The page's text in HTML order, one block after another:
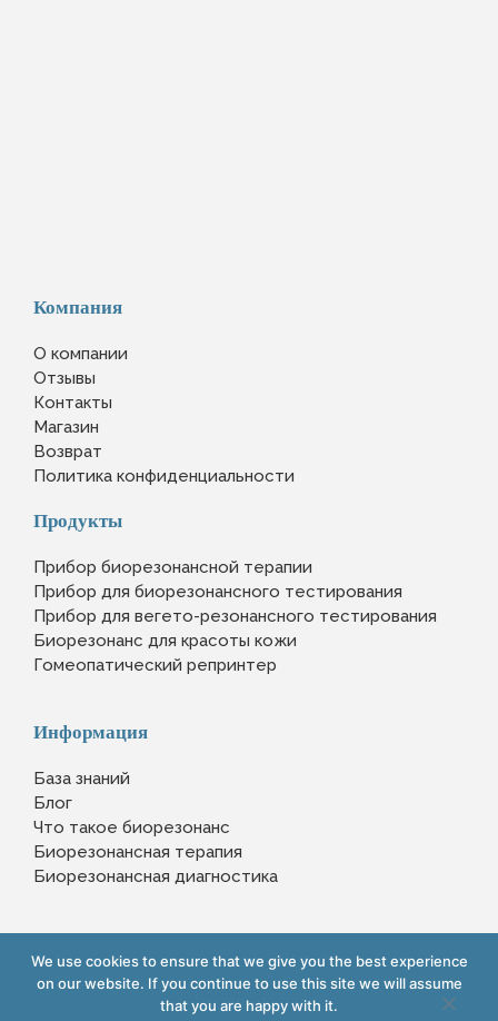
Компания
О компании
Отзывы
Контакты
Магазин
Возврат
Политика конфиденциальности
Продукты
Прибор биорезонансной терапии
Прибор для биорезонансного тестирования
Прибор для вегето-резонансного тестирования
Биорезонанс для красоты кожи
Гомеопатический репринтер
Информация
База знаний
Блог
Что такое биорезонанс
Биорезонансная терапия
Биорезонансная диагностика
Copyright © 2023 www.yourlifexpert.com
Powered by www.minttolocal.com
We use cookies to ensure that we give you the best experience
on our website. If you continue to use this site we will assume
that you are happy with it.